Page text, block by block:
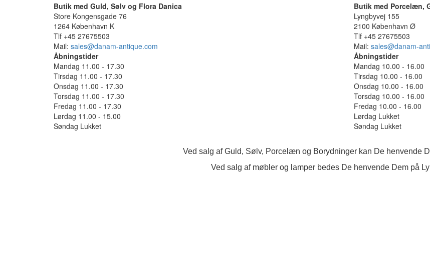
Butik med Guld, Sølv og Flora Danica
Butik med Porcelæn,
Store Kongensgade 76
Lyngbyvej 155
1264 København K
2100 København Ø
Tlf +45 27675503
Tlf +45 27675503
Mail: sales@danam-antique.com Mail: sales@danam-
Åbningstider
Åbningstider
Mandag 11.00 - 17.30
Mandag 10.00 - 16.00
Tirsdag 11.00 - 17.30
Tirsdag 10.00 - 16.00
Onsdag 11.00 - 17.30
Onsdag 10.00 - 16.00
Torsdag 11.00 - 17.30
Torsdag 10.00 - 16.00
Fredag 11.00 - 17.30
Fredag 10.00 - 16.00
Lørdag 11.00 - 15.00
Lørdag Lukket
Søndag Lukket
Søndag Lukket
Ved salg af Guld, Sølv, Porcelæn og Borydninger kan De henvende
Ved salg af møbler og lamper bedes De henvende Dem på